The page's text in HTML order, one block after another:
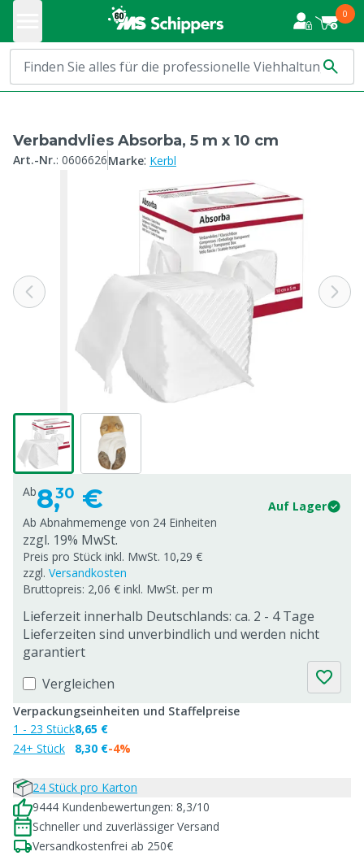
0
Verbandvlies Absorba, 5 m x 10 cm
Art.-Nr.: 0606626Marke: Kerbl
Ab8,30 €
Auf Lager
Ab Abnahmemenge von 24 Einheiten
zzgl. 19% MwSt.
Preis pro Stück inkl. MwSt. 10,29 €
zzgl. Versandkosten
Bruttopreis: 2,06 € inkl. MwSt. per m
Lieferzeit innerhalb Deutschlands: ca. 2 - 4 Tage
Lieferzeiten sind unverbindlich und werden nicht
garantiert
Vergleichen
Verpackungseinheiten und Staffelpreise
1 - 23 Stück
24+ Stück
8,65 €
8,30 €-4%
24 Stück pro Karton
9444 Kundenbewertungen: 8,3/10
Schneller und zuverlässiger Versand
Versandkostenfrei ab 250€